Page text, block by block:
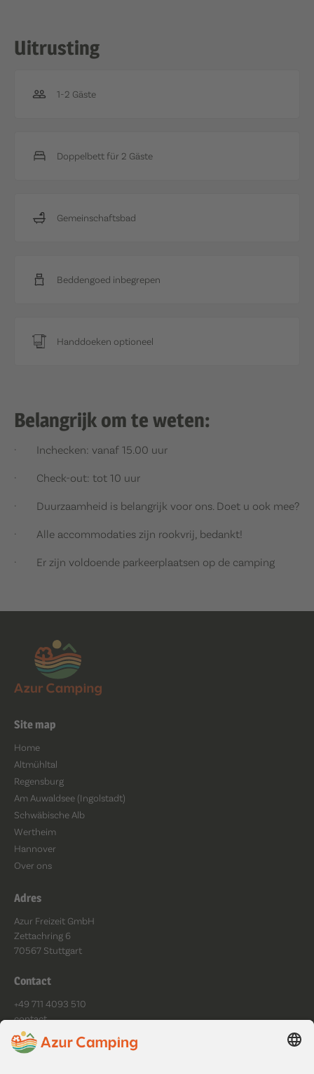
Uitrusting
1-2 Gäste
Doppelbett für 2 Gäste
Gemeinschaftsbad
Beddengoed inbegrepen
Handdoeken optioneel
Belangrijk om te weten:
· Inchecken: vanaf 15.00 uur
· Check-out: tot 10 uur
· Duurzaamheid is belangrijk voor ons. Doet u ook mee?
· Alle accommodaties zijn rookvrij, bedankt!
· Er zijn voldoende parkeerplaatsen op de camping
Site map
Home
Altmühltal
Regensburg
Am Auwaldsee (Ingolstadt)
Schwäbische Alb
Wertheim
Hannover
Over ons
Adres
Azur Freizeit GmbH
Zettachring 6
70567 Stuttgart
Contact
+49 711 4093 510
contact
Mo - Fr: 9:00 - 18:00 Uhr